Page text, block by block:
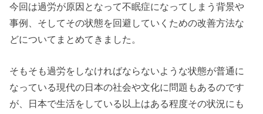
今回は過労が原因となって不眠症になってしまう背景や
事例、そしてその状態を回避していくための改善方法な
どについてまとめてきました。
そもそも過労をしなければならないような状態が普通に
なっている現代の日本の社会や文化に問題もあるのです
が、日本で生活をしている以上はある程度その状況にも